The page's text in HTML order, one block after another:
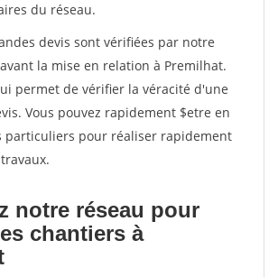
du réseau.
devis sont vérifiées par notre
la mise en relation à Premilhat.
permet de vérifier la véracité d'une
Vous pouvez rapidement $etre en
particuliers pour réaliser rapidement
notre réseau pour
chantiers à